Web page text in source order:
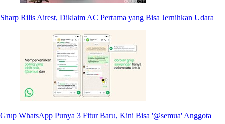
Sharp Rilis Airest, Diklaim AC Pertama yang Bisa Jernihkan Udara
Grup WhatsApp Punya 3 Fitur Baru, Kini Bisa '@semua' Anggota